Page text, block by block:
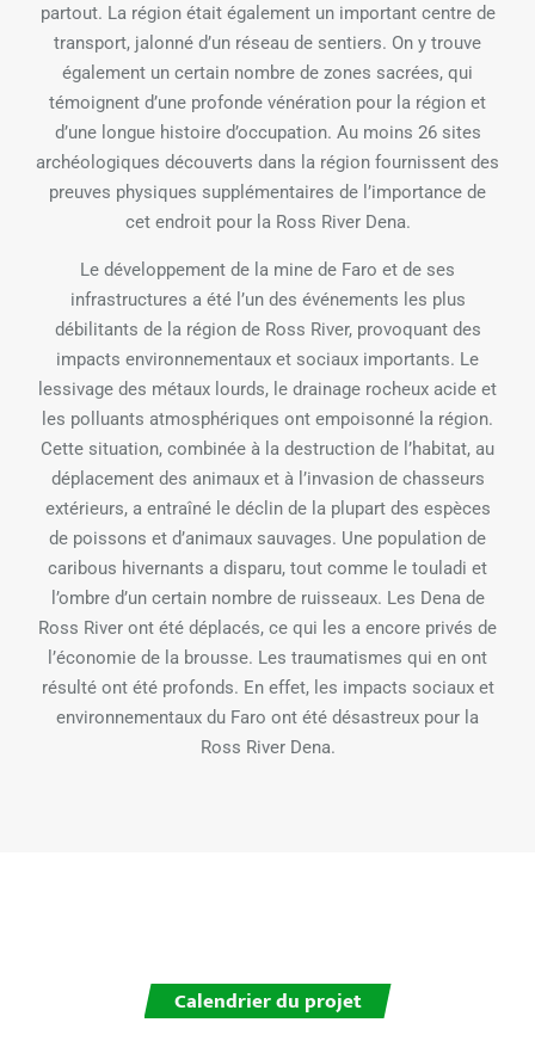
partout. La région était également un important centre de
transport, jalonné d’un réseau de sentiers. On y trouve
également un certain nombre de zones sacrées, qui
témoignent d’une profonde vénération pour la région et
d’une longue histoire d’occupation. Au moins 26 sites
archéologiques découverts dans la région fournissent des
preuves physiques supplémentaires de l’importance de
cet endroit pour la Ross River Dena.
Le développement de la mine de Faro et de ses
infrastructures a été l’un des événements les plus
débilitants de la région de Ross River, provoquant des
impacts environnementaux et sociaux importants. Le
lessivage des métaux lourds, le drainage rocheux acide et
les polluants atmosphériques ont empoisonné la région.
Cette situation, combinée à la destruction de l’habitat, au
déplacement des animaux et à l’invasion de chasseurs
extérieurs, a entraîné le déclin de la plupart des espèces
de poissons et d’animaux sauvages. Une population de
caribous hivernants a disparu, tout comme le touladi et
l’ombre d’un certain nombre de ruisseaux. Les Dena de
Ross River ont été déplacés, ce qui les a encore privés de
l’économie de la brousse. Les traumatismes qui en ont
résulté ont été profonds. En effet, les impacts sociaux et
environnementaux du Faro ont été désastreux pour la
Ross River Dena.
Calendrier du projet